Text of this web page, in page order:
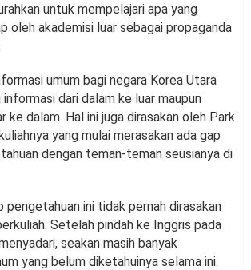
untuk mempelajari apa yang
oleh akademisi luar sebagai propaganda
umum bagi negara Korea Utara
dari dalam ke luar maupun
ke dalam. Hal ini juga dirasakan oleh Park
yang mulai merasakan ada gap
dengan teman-teman seusianya di
pengetahuan ini tidak pernah dirasakan
Setelah pindah ke Inggris pada
seakan masih banyak
yang belum diketahuinya selama ini.